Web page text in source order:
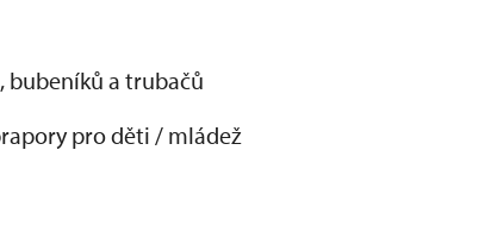
bubeníků a trubačů
pro děti / mládež